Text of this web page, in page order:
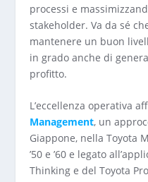
processi e
stakeholder. Va da sé
mantenere un buon
in grado anche di
profitto.
L’eccellenza operativa
Management, un
Giappone, nella Toyota
’50 e ’60 e legato
Thinking e del Toyota